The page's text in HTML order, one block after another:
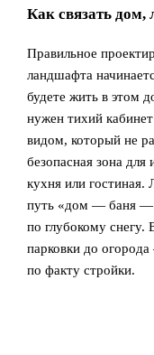
Как связать
Правильное
ландшафта
будете жить в этом
нужен тихий
видом, который не
безопасная зона
кухня или
путь «дом — баня —
по глубокому
парковки до
по факту стройки.